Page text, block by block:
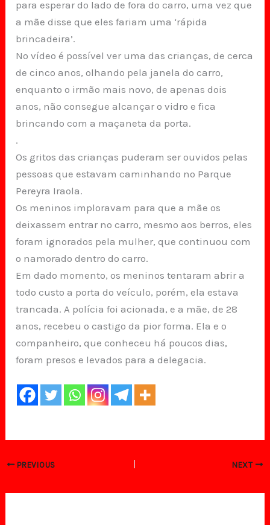
para esperar do lado de fora do carro, uma vez que
a mãe disse que eles fariam uma ‘rápida
brincadeira’.
No vídeo é possível ver uma das crianças, de cerca
de cinco anos, olhando pela janela do carro,
enquanto o irmão mais novo, de apenas dois
anos, não consegue alcançar o vidro e fica
brincando com a maçaneta da porta.
.
Os gritos das crianças puderam ser ouvidos pelas
pessoas que estavam caminhando no Parque
Pereyra Iraola.
Os meninos imploravam para que a mãe os
deixassem entrar no carro, mesmo aos berros, eles
foram ignorados pela mulher, que continuou com
o namorado dentro do carro.
Em dado momento, os meninos tentaram abrir a
todo custo a porta do veículo, porém, ela estava
trancada. A polícia foi acionada, e a mãe, de 28
anos, recebeu o castigo da pior forma. Ela e o
companheiro, que conheceu há poucos dias,
foram presos e levados para a delegacia.
PREVIOUS NEXT